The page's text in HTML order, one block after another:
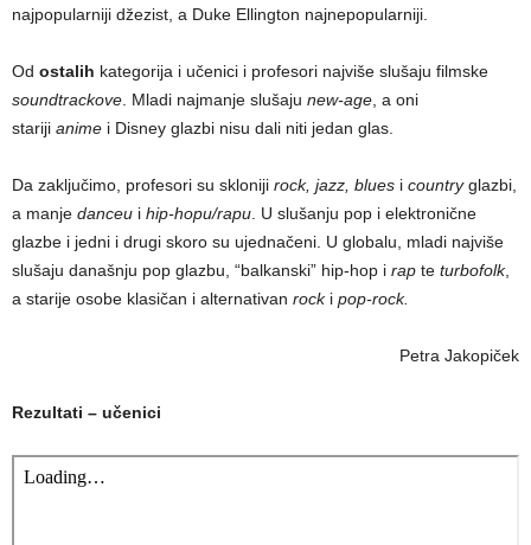
najpopularniji džezist, a Duke Ellington najnepopularniji.
Od ostalih kategorija i učenici i profesori najviše slušaju filmske
soundtrackove . Mladi najmanje slušaju new-age , a oni
stariji anime i Disney glazbi nisu dali niti jedan glas.
Da zaključimo, profesori su skloniji rock, jazz, blues i countryglazbi,
a manje danceu i hip-hopu/rapu . U slušanju pop i elektronične
glazbe i jedni i drugi skoro su ujednačeni. U globalu, mladi najviše
slušaju današnju pop glazbu, “balkanski” hip-hop i rap te turbofolk,
a starije osobe klasičan i alternativan rocki pop-rock.
Petra Jakopiček
Rezultati – učenici